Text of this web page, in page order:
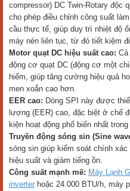
compressor) DC Twin-Rotary độc
cho phép điều chỉnh công suất
cầu thực tế, giúp duy trì nhiệt độ
máy nén liên tục, từ đó tiết kiệm
Motor quạt DC hiệu suất cao:
động cơ quạt DC (động cơ một
hiếm, giúp tăng cường hiệu quả
men xoắn cao hơn.
EER cao: Dòng SPI này được
lượng (EER) cao, đặc biệt ở chế
kiện hoạt động phổ biến nhất
Truyền động sóng sin (Sine
sóng sin giúp kiểm soát chính
hiệu suất và giảm tiếng ồn.
Công suất mạnh mẽ: Máy Lạnh
inverter hoặc 24.000 BTU/h, máy